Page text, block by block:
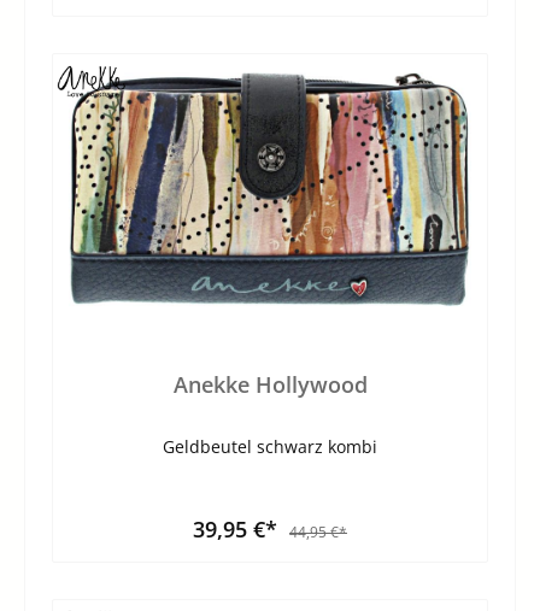
Anekke Hollywood
Geldbeutel schwarz kombi
39,95 €* 44,95 €*